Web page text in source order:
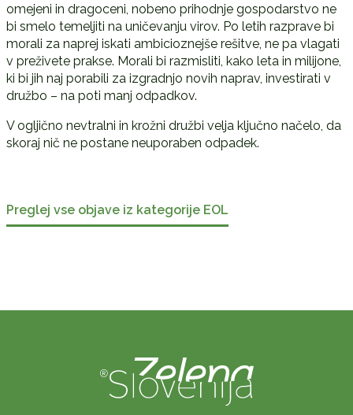
omejeni in dragoceni, nobeno prihodnje gospodarstvo ne
bi smelo temeljiti na uničevanju virov. Po letih razprave bi
morali za naprej iskati ambicioznejše rešitve, ne pa vlagati
v preživete prakse. Morali bi razmisliti, kako leta in milijone,
ki bi jih naj porabili za izgradnjo novih naprav, investirati v
družbo – na poti manj odpadkov.
V ogljično nevtralni in krožni družbi velja ključno načelo, da
skoraj nič ne postane neuporaben odpadek.
Preglej vse objave iz kategorije EOL